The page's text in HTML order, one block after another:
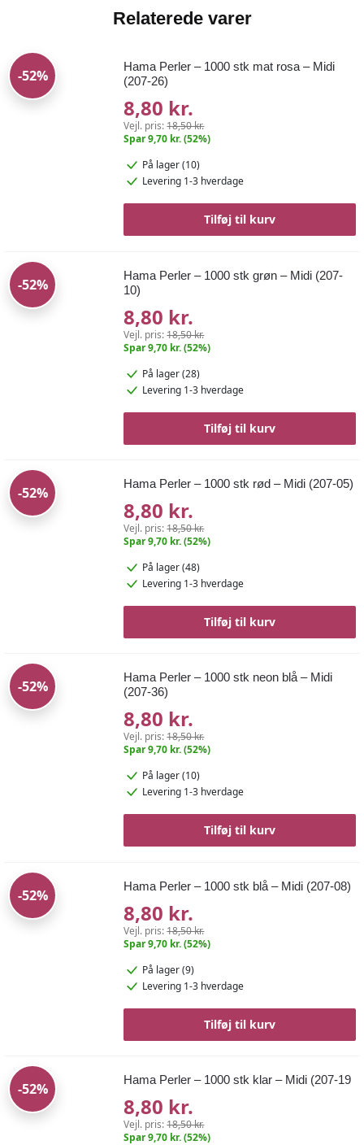
Relaterede varer
-52%
Hama Perler – 1000 stk mat rosa – Midi
(207-26)
8,80 kr.
Vejl. pris:18,50 kr.
Spar 9,70 kr. (52%)
På lager (10)
Levering 1-3 hverdage
Tilføj til kurv
-52%
Hama Perler – 1000 stk grøn – Midi (207-
10)
8,80 kr.
Vejl. pris:18,50 kr.
Spar 9,70 kr. (52%)
På lager (28)
Levering 1-3 hverdage
Tilføj til kurv
-52%
Hama Perler – 1000 stk rød – Midi (207-05)
8,80 kr.
Vejl. pris:18,50 kr.
Spar 9,70 kr. (52%)
På lager (48)
Levering 1-3 hverdage
Tilføj til kurv
-52%
Hama Perler – 1000 stk neon blå – Midi
(207-36)
8,80 kr.
Vejl. pris:18,50 kr.
Spar 9,70 kr. (52%)
På lager (10)
Levering 1-3 hverdage
Tilføj til kurv
-52%
Hama Perler – 1000 stk blå – Midi (207-08)
8,80 kr.
Vejl. pris:18,50 kr.
Spar 9,70 kr. (52%)
På lager (9)
Levering 1-3 hverdage
Tilføj til kurv
-52%
Hama Perler – 1000 stk klar – Midi (207-19
8,80 kr.
Vejl. pris:18,50 kr.
Spar 9,70 kr. (52%)